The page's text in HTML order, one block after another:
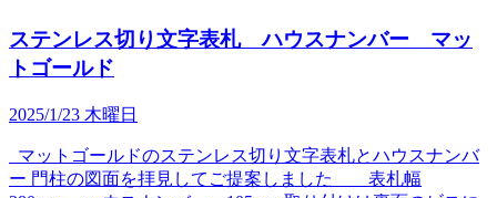
ステンレス切り文字表札 ハウスナンバー マッ
トゴールド
2025/1/23 木曜日
マットゴールドのステンレス切り文字表札とハウスナンバ
ー 門柱の図面を拝見してご提案しました 表札幅